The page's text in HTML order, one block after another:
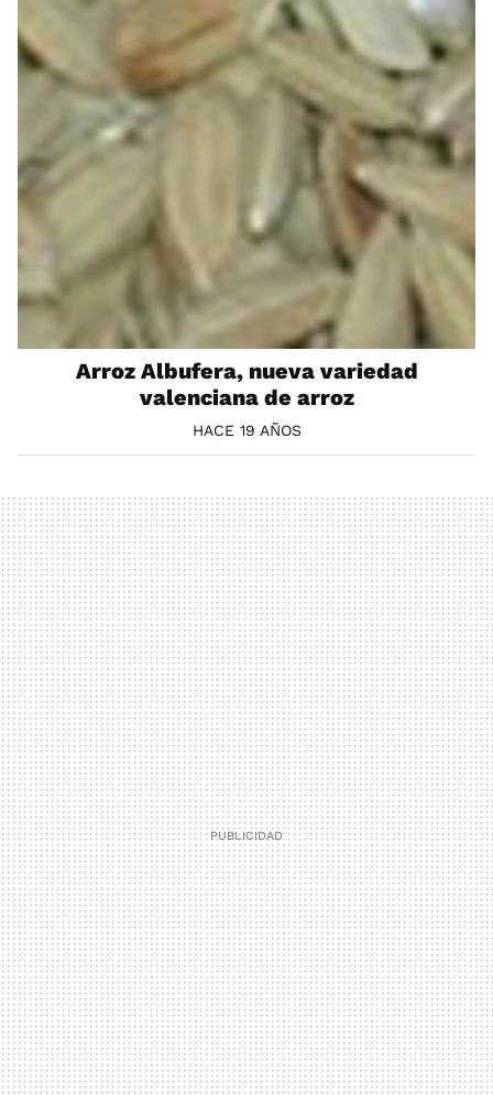
Arroz Albufera, nueva variedad
valenciana de arroz
HACE 19 AÑOS